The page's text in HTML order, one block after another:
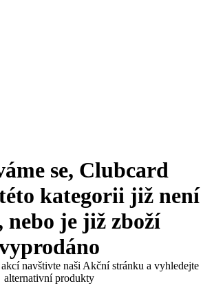
se, Clubcard
kategorii již není
nebo je již zboží
navštivte naši Akční stránku a vyhledejte
alternativní produkty